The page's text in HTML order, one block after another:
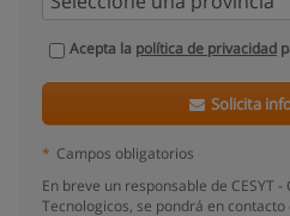
Acepta la política de privacidad
Solicita
* Campos obligatorios
En breve un responsable de CESYT
Tecnologicos, se pondrá en